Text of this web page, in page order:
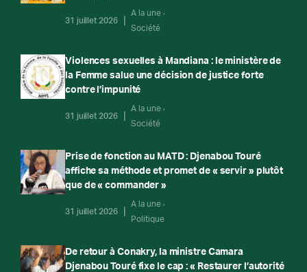
31 juillet 2026
A la une
Société
Violences sexuelles à Mandiana : le ministère de
la Femme salue une décision de justice forte
contre l’impunité
31 juillet 2026
A la une
Société
Prise de fonction au MATD : Djenabou Touré
affiche sa méthode et promet de « servir » plutôt
que de « commander »
31 juillet 2026
A la une
Politique
De retour à Conakry, la ministre Camara
Djenabou Touré fixe le cap : « Restaurer l’autorité